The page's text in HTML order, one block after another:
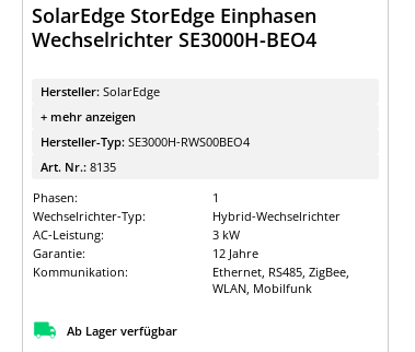
SolarEdge StorEdge Einphasen
Wechselrichter SE3000H-BEO4
Hersteller: SolarEdge
+ mehr anzeigen
Hersteller-Typ: SE3000H-RWS00BEO4
Art. Nr.: 8135
Phasen:
1
Wechselrichter-Typ:
Hybrid-Wechselrichter
AC-Leistung:
3 kW
Garantie:
12 Jahre
Kommunikation:
Ethernet, RS485, ZigBee,
WLAN, Mobilfunk
Ab Lager verfügbar